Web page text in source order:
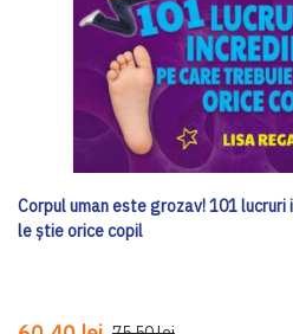
Corpul uman este grozav! 101
le știe orice copil